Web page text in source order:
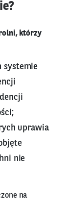
którzy
systemie
uprawia
nie
na